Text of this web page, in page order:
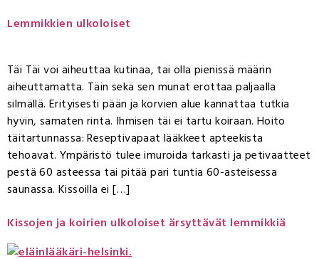
Lemmikkien ulkoloiset
Täi Täi voi aiheuttaa kutinaa, tai olla pienissä määrin
aiheuttamatta. Täin sekä sen munat erottaa paljaalla
silmällä. Erityisesti pään ja korvien alue kannattaa tutkia
hyvin, samaten rinta. Ihmisen täi ei tartu koiraan. Hoito
täitartunnassa: Reseptivapaat lääkkeet apteekista
tehoavat. Ympäristö tulee imuroida tarkasti ja petivaatteet
pestä 60 asteessa tai pitää pari tuntia 60-asteisessa
saunassa. Kissoilla ei […]
Kissojen ja koirien ulkoloiset ärsyttävät lemmikkiä